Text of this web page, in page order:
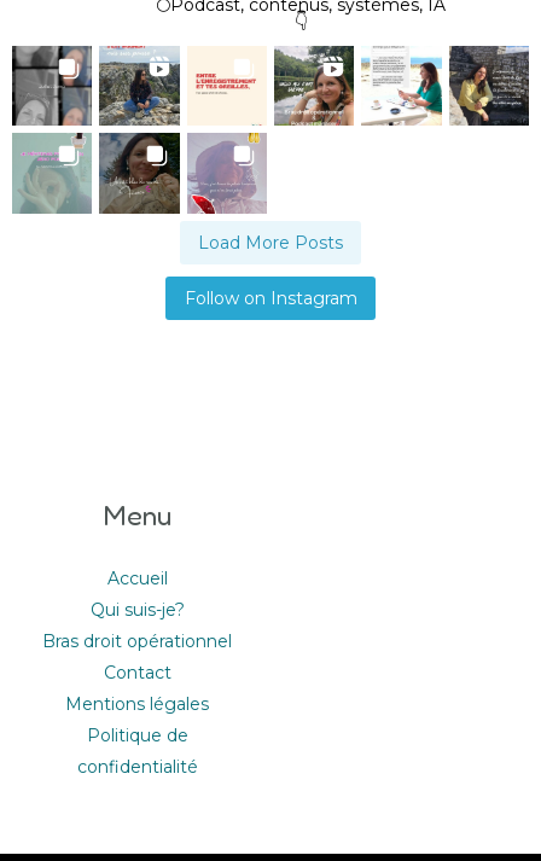
🌕Podcast, contenus, systèmes, IA
👇
Load More Posts
Follow on Instagram
Menu
Accueil
Qui suis-je?
Bras droit opérationnel
Contact
Mentions légales
Politique de
confidentialité